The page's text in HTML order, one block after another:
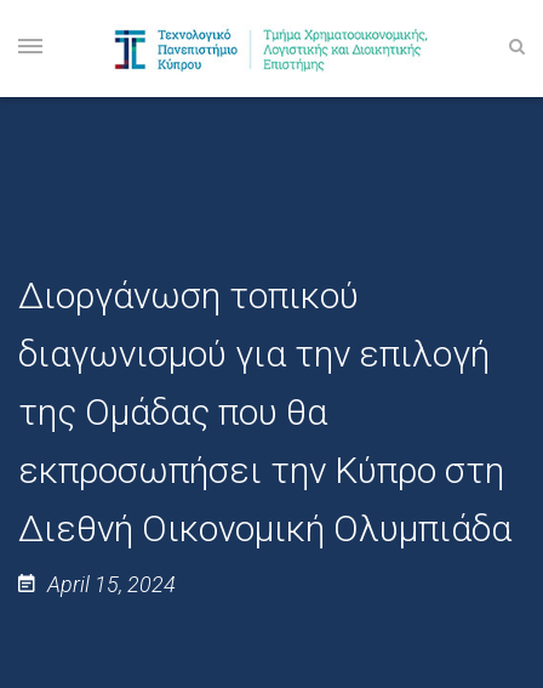
Διοργάνωση τοπικού
διαγωνισμού για την επιλογή
της Ομάδας που θα
εκπροσωπήσει την Κύπρο στη
Διεθνή Οικονομική Ολυμπιάδα
April 15, 2024